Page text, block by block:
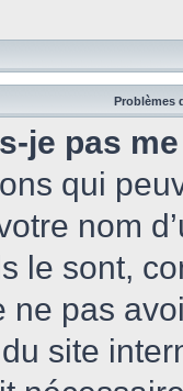
Problèmes
je pas
qui
nom
le sont,
ne pas
site